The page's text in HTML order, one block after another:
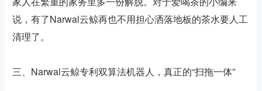
说，有了Narwal云鲸再也不用担心洒落地板的茶水要人工
清理了。
三、Narwal云鲸专利双算法机器人，真正的“扫拖一体”